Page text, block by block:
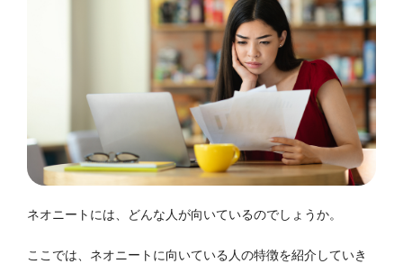
ネオニートには、どんな人が向いているのでしょうか。
ここでは、ネオニートに向いている人の特徴を紹介していき